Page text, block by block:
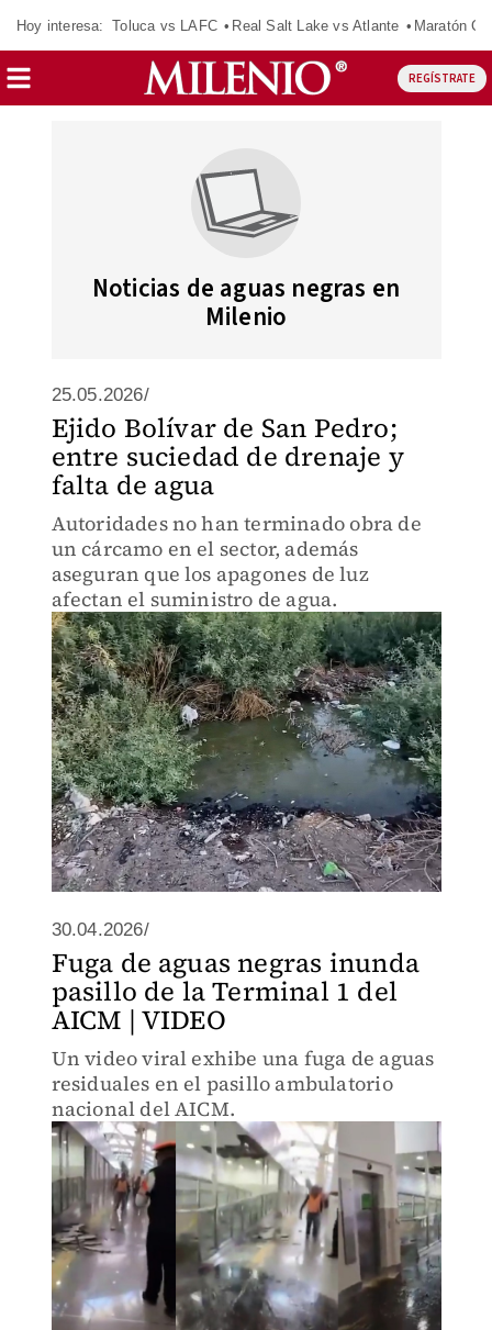
Hoy interesa: Toluca vs LAFC Real Salt Lake vs Atlante Maratón
REGÍSTRATE
Noticias de aguas negras en
Milenio
25.05.2026/
Ejido Bolívar de San Pedro;
entre suciedad de drenaje y
falta de agua
Autoridades no han terminado obra de
un cárcamo en el sector, además
aseguran que los apagones de luz
afectan el suministro de agua.
30.04.2026/
Fuga de aguas negras inunda
pasillo de la Terminal 1 del
AICM | VIDEO
Un video viral exhibe una fuga de aguas
residuales en el pasillo ambulatorio
nacional del AICM.